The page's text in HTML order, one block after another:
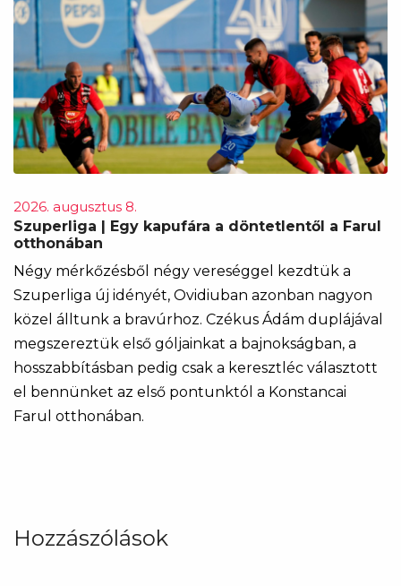
2026. augusztus 8.
Szuperliga | Egy kapufára a döntetlentől a Farul
otthonában
Négy mérkőzésből négy vereséggel kezdtük a
Szuperliga új idényét, Ovidiuban azonban nagyon
közel álltunk a bravúrhoz. Czékus Ádám duplájával
megszereztük első góljainkat a bajnokságban, a
hosszabbításban pedig csak a keresztléc választott
el bennünket az első pontunktól a Konstancai
Farul otthonában.
Hozzászólások